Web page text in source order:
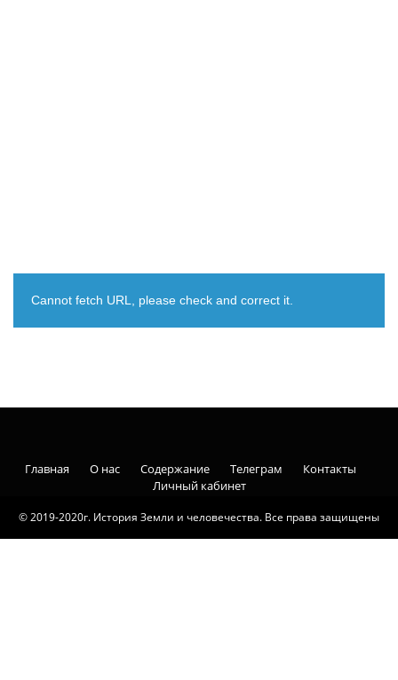
Cannot fetch URL, please check and correct it.
© 2019-2020г. История Земли и человечества. Все права защищены
Главная О нас Содержание Телеграм
Контакты
Личный кабинет